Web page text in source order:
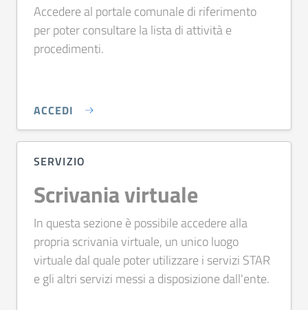
Accedere al portale comunale di riferimento
per poter consultare la lista di attività e
procedimenti.
ACCEDI
SERVIZIO
Scrivania virtuale
In questa sezione è possibile accedere alla
propria scrivania virtuale, un unico luogo
virtuale dal quale poter utilizzare i servizi STAR
e gli altri servizi messi a disposizione dall'ente.